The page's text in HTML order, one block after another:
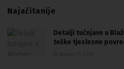
Najačitanije
Detalji tučnjave u
teške tjeslesne